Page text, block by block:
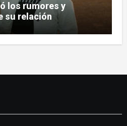
los rumores y
su relación